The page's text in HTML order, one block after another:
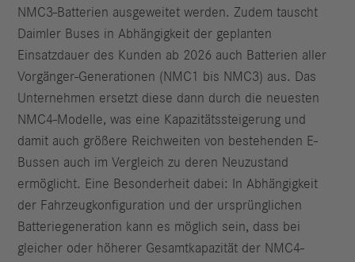
NMC3-Batterien ausgeweitet werden. Zudem tauscht
Daimler Buses in Abhängigkeit der geplanten
Einsatzdauer des Kunden ab 2026 auch Batterien aller
Vorgänger-Generationen (NMC1 bis NMC3) aus. Das
Unternehmen ersetzt diese dann durch die neuesten
NMC4-Modelle, was eine Kapazitätssteigerung und
damit auch größere Reichweiten von bestehenden E-
Bussen auch im Vergleich zu deren Neuzustand
ermöglicht. Eine Besonderheit dabei: In Abhängigkeit
der Fahrzeugkonfiguration und der ursprünglichen
Batteriegeneration kann es möglich sein, dass bei
gleicher oder höherer Gesamtkapazität der NMC4-